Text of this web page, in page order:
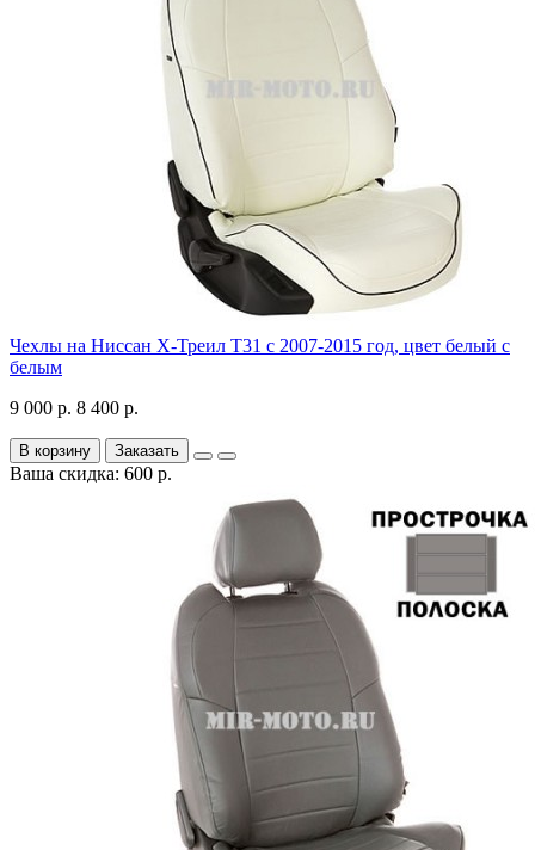
Чехлы на Ниссан Х-Треил Т31 с 2007-2015 год, цвет белый с
белым
9 000 р. 8 400 р.
В корзину Заказать
Ваша скидка: 600 р.